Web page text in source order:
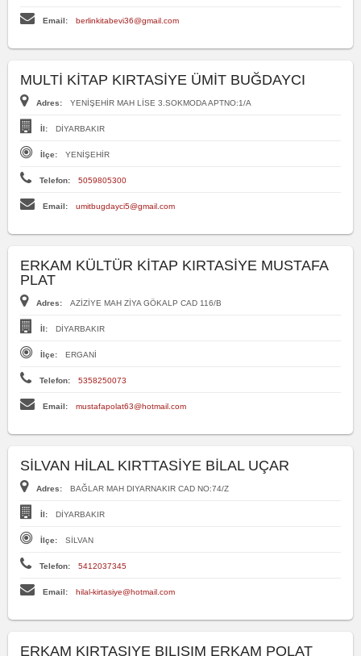
Email: berlinkitabevi36@gmail.com
MULTİ KİTAP KIRTASİYE ÜMİT BUĞDAYCI
Adres: YENİŞEHİR MAH LİSE 3.SOKMODA APTNO:1/A
İl: DİYARBAKIR
İlçe: YENİŞEHİR
Telefon: 5059805300
Email: umitbugdayci5@gmail.com
ERKAM KÜLTÜR KİTAP KIRTASİYE MUSTAFA
PLAT
Adres: AZİZİYE MAH ZİYA GÖKALP CAD 116/B
İl: DİYARBAKIR
İlçe: ERGANİ
Telefon: 5358250073
Email: mustafapolat63@hotmail.com
SİLVAN HİLAL KIRTTASİYE BİLAL UÇAR
Adres: BAĞLAR MAH DIYARNAKIR CAD NO:74/Z
İl: DİYARBAKIR
İlçe: SİLVAN
Telefon: 5412037345
Email: hilal-kirtasiye@hotmail.com
ERKAM KIRTASIYE BILISIM ERKAM POLAT